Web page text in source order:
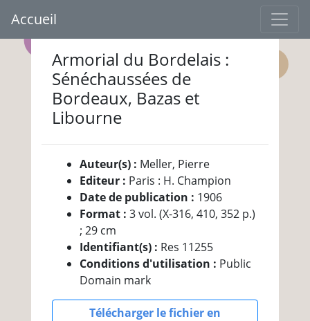
Accueil
Armorial du Bordelais :
Sénéchaussées de
Bordeaux, Bazas et
Libourne
Auteur(s) : Meller, Pierre
Editeur : Paris : H. Champion
Date de publication : 1906
Format : 3 vol. (X-316, 410, 352 p.)
; 29 cm
Identifiant(s) : Res 11255
Conditions d'utilisation : Public
Domain mark
Télécharger le fichier en